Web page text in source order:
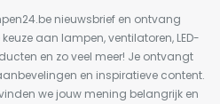
nieuwsbrief en ontvang
aan lampen, ventilatoren, LED-
en zo veel meer! Je ontvangt
en inspiratieve content.
we jouw mening belangrijk en